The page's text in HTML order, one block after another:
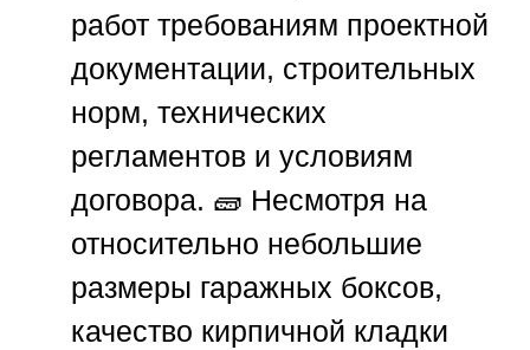
работ требованиям проектной
документации, строительных
норм, технических
регламентов и условиям
договора. 🧱 Несмотря на
относительно небольшие
размеры гаражных боксов,
качество кирпичной кладки